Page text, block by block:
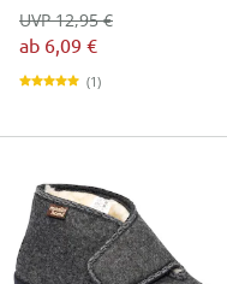
ab 6,09 €
UVP 12,95 €
(1)